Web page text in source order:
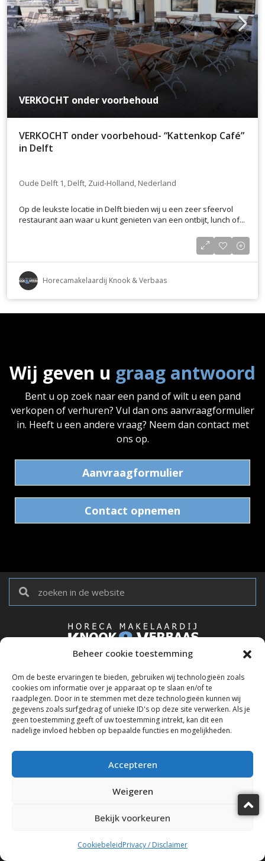
Beheer cookie toestemming
Om de beste ervaringen te bieden, gebruiken wij technologieën zoals
cookies om informatie over je apparaat op te slaan en/of te
raadplegen. Door in te stemmen met deze technologieën kunnen wij
gegevens zoals surfgedrag of unieke ID's op deze site verwerken. Als je
geen toestemming geeft of uw toestemming intrekt, kan dit een
nadelige invloed hebben op bepaalde functies en mogelijkheden.
Accepteren
Weigeren
Bekijk voorkeuren
CookiebeleidPrivacy / Disclaimer
VERKOCHT onder voorbehoud
VERKOCHT onder voorbehoud- “Kattenkop Café”
in Delft
Oude Delft 1, Delft, Zuid-Holland, Nederland
Op de leukste locatie in Delft bieden wij u een zeer sfeervol
restaurant aan waar u kunt genieten van een ontbijt, lunch of...
Horecamakelaardij Knook & Verbaas
Wij geven u graag antwoord
Bent u op zoek naar een pand of wilt u een pand
verkopen of verhuren? Vul dan ons aanvraagformulier
in. Heeft u een andere vraag? Neem dan contact met
ons op.
Aanvraagformulier
Contact opnemen
info@horecamakelaardij-knook-verbaas.nl
Belangrijke links
Account aanmaken
Partners
Aankoopbemiddeling